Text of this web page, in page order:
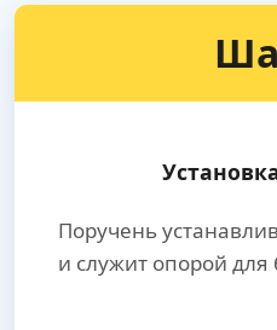
Поручень
и служит опорой для